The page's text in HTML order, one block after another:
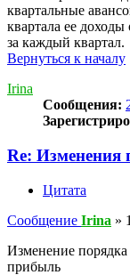
квартальные
квартала ее
за каждый квартал.
Вернуться к началу
Irina
Сообщения:
Re: Изменения
Цитата
Сообщение Irina »
Изменение
прибыль